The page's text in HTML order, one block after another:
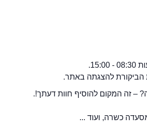
הביקורת להצגתה באתר.
– זה המקום להוסיף חוות דעתך!.
כשרה, ועוד ...